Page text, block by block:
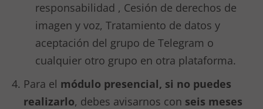
responsabilidad , Cesión de derechos de
imagen y voz, Tratamiento de datos y
aceptación del grupo de Telegram o
cualquier otro grupo en otra plataforma.
Para el módulo presencial, si no puedes
realizarlo, debes avisarnos con seis meses